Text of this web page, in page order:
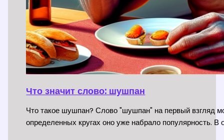
Что значит слово: шушпан
Что такое шушпан? Слово "шушпан" на первый взгляд
определенных кругах оно уже набрало популярность.